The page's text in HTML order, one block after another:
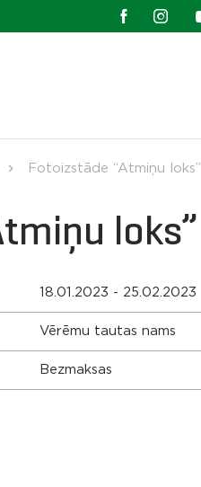
Fotoizstāde “Atmiņu loks”
loks”
18.01.2023 - 25.02.2023
Vērēmu tautas nams
Bezmaksas